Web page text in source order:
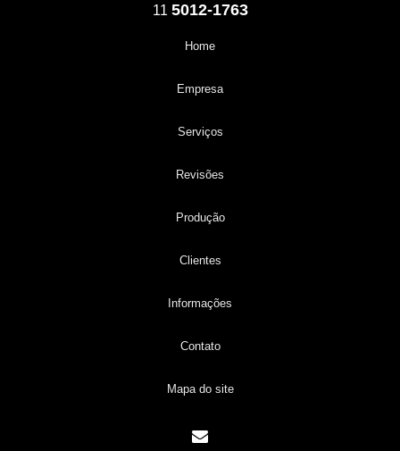
11 5012-1763
Home
Empresa
Serviços
Revisões
Produção
Clientes
Informações
Contato
Mapa do site